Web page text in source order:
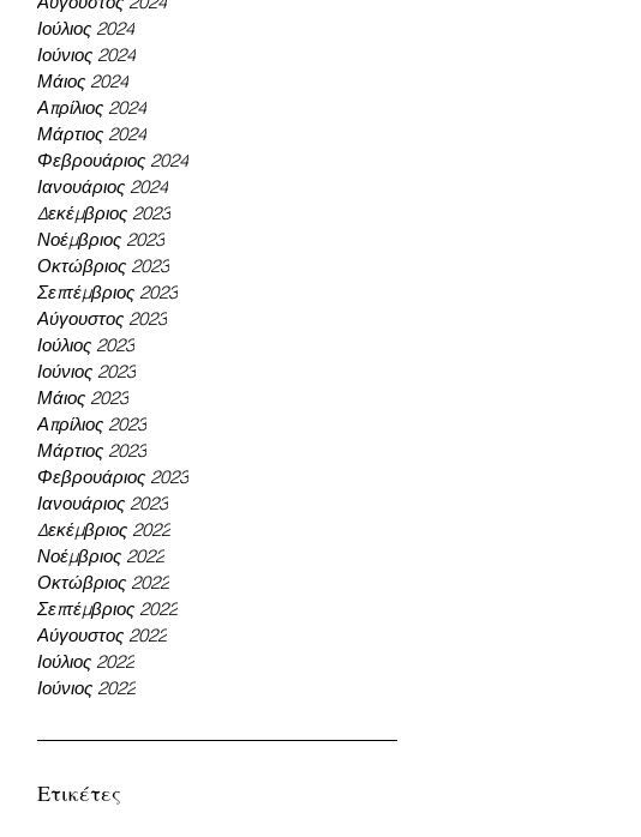
Ιούλιος 2024
Ιούνιος 2024
Μάιος 2024
Απρίλιος 2024
Μάρτιος 2024
Φεβρουάριος 2024
Ιανουάριος 2024
Δεκέμβριος 2023
Νοέμβριος 2023
Οκτώβριος 2023
Σεπτέμβριος 2023
Αύγουστος 2023
Ιούλιος 2023
Ιούνιος 2023
Μάιος 2023
Απρίλιος 2023
Μάρτιος 2023
Φεβρουάριος 2023
Ιανουάριος 2023
Δεκέμβριος 2022
Νοέμβριος 2022
Οκτώβριος 2022
Σεπτέμβριος 2022
Αύγουστος 2022
Ιούλιος 2022
Ιούνιος 2022
Ετικέτες